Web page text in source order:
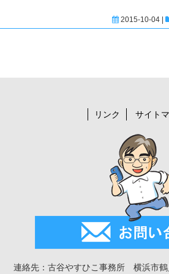
2015-10-04 |
リンク サイト
連絡先：古谷やすひこ事務所 横浜市鶴